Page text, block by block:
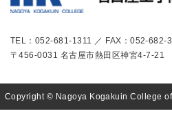
TEL：052-681-1311 ／ FAX：052-682-
〒456-0031 名古屋市熱田区神宮4-7-21
Copyright © Nagoya Kogakuin College